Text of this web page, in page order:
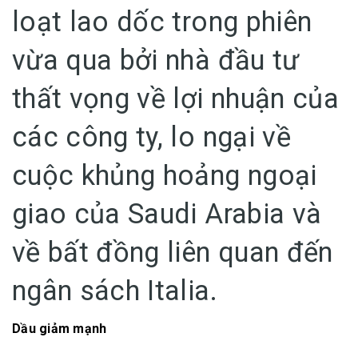
loạt lao dốc trong phiên
vừa qua bởi nhà đầu tư
thất vọng về lợi nhuận của
các công ty, lo ngại về
cuộc khủng hoảng ngoại
giao của Saudi Arabia và
về bất đồng liên quan đến
ngân sách Italia.
Dầu giảm mạnh